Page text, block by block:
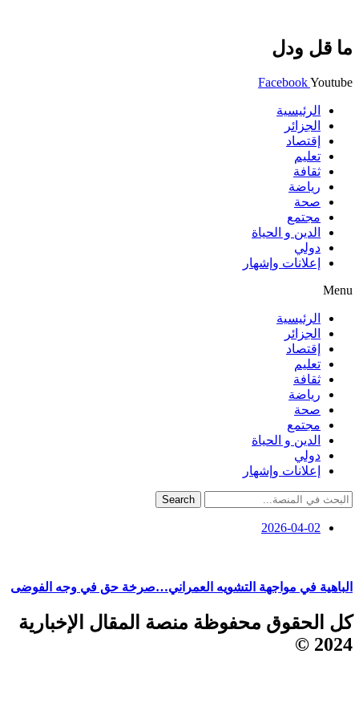
ما قل ودل
FacebookYoutube
الرئيسية
الجزائر
إقتصاد
تعليم
ثقافة
رياضة
صحة
مجتمع
الدين و الحياة
دولي
إعلانات وإشهار
Menu
الرئيسية
الجزائر
إقتصاد
تعليم
ثقافة
رياضة
صحة
مجتمع
الدين و الحياة
دولي
إعلانات وإشهار
Search
2026-04-02
الباهية في مواجهة التشويه العمراني…صرخة حق في وجه الفوضى
كل الحقوق محفوظة منصة المقال الإخبارية
2024 ©